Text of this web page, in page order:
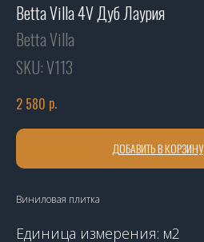
Betta Villa 4V Дуб Лаурия
Betta Villa
SKU:V113
2 580 р.
ДОБАВИТЬ В КОРЗИНУ
Виниловая плитка
Единица измерения: м2